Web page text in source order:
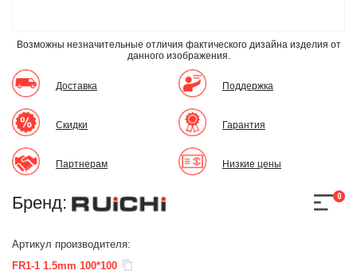
Возможны незначительные отличия фактического дизайна изделия от
данного изображения.
Доставка
Скидки
Партнерам
Поддержка
Гарантия
Низкие цены
Бренд: 0
Артикул производителя:
FR1-1 1.5mm 100*100